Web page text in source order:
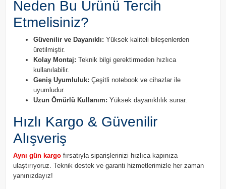
Neden Bu Ürünü Tercih
Etmelisiniz?
Güvenilir ve Dayanıklı: Yüksek kaliteli bileşenlerden
üretilmiştir.
Kolay Montaj: Teknik bilgi gerektirmeden hızlıca
kullanılabilir.
Geniş Uyumluluk: Çeşitli notebook ve cihazlar ile
uyumludur.
Uzun Ömürlü Kullanım: Yüksek dayanıklılık sunar.
Hızlı Kargo & Güvenilir
Alışveriş
Aynı gün kargo fırsatıyla siparişlerinizi hızlıca kapınıza
ulaştırıyoruz. Teknik destek ve garanti hizmetlerimizle her zaman
yanınızdayız!